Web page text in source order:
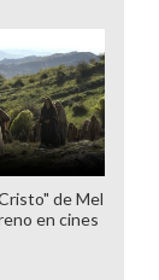
de Mel
en cines